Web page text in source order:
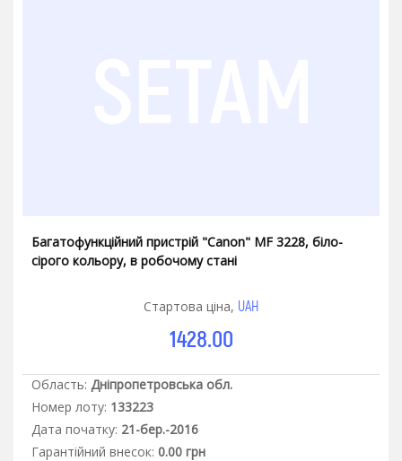
Багатофункційний пристрій "Canon" MF 3228, біло-
сірого кольору, в робочому стані
Стартова ціна, UAH
1428.00
Область: Дніпропетровська обл.
Номер лоту: 133223
Дата початку: 21-бер.-2016
Гарантiйний внесок: 0.00 грн